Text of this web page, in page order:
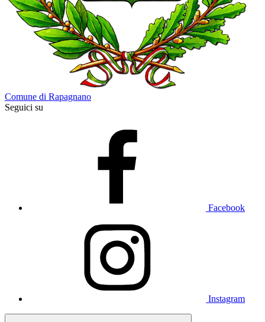
Comune di Rapagnano
Seguici su
Facebook
Instagram